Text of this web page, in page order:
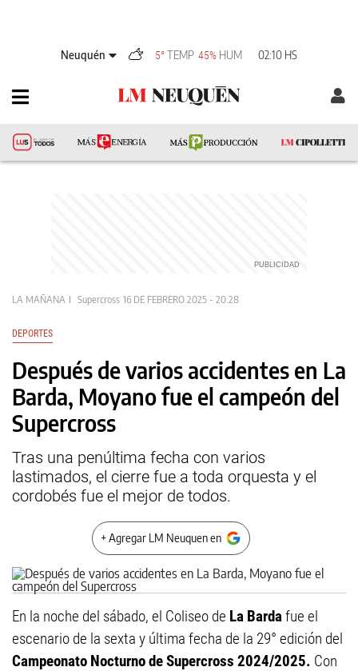
Neuquén 5° TEMP 45% HUM 02:10 HS
LA MAÑANA Supercross 16 DE FEBRERO 2025 - 20:28
DEPORTES
Después de varios accidentes en La
Barda, Moyano fue el campeón del
Supercross
Tras una penúltima fecha con varios
lastimados, el cierre fue a toda orquesta y el
cordobés fue el mejor de todos.
+ Agregar LM Neuquen en
En la noche del sábado, el Coliseo de La Bardafue el
escenario de la sexta y última fecha de la 29° edición del
Campeonato Nocturno de Supercross 2024/2025. Con